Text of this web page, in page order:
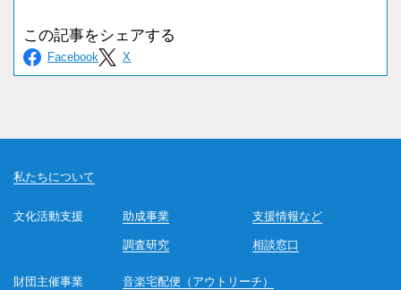
私たちについて
文化活動支援 助成事業
調査研究 相談窓口
支援情報など
財団主催事業 音楽宅配便（アウトリーチ）